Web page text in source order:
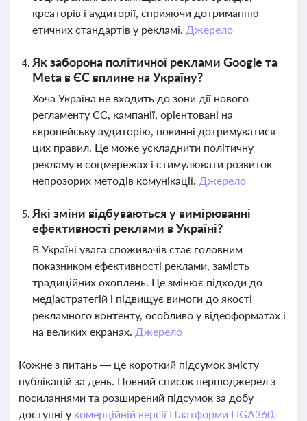
креаторів і аудиторії, сприяючи дотриманню
етичних стандартів у рекламі. Джерело
Як заборона політичної реклами Google та
Meta в ЄС вплине на Україну?
Хоча Україна не входить до зони дії нового
регламенту ЄС, кампанії, орієнтовані на
європейську аудиторію, повинні дотримуватися
цих правил. Це може ускладнити політичну
рекламу в соцмережах і стимулювати розвиток
непрозорих методів комунікації. Джерело
Які зміни відбуваються у вимірюванні
ефективності реклами в Україні?
В Україні увага споживачів стає головним
показником ефективності реклами, замість
традиційних охоплень. Це змінює підходи до
медіастратегій і підвищує вимоги до якості
рекламного контенту, особливо у відеоформатах і
на великих екранах. Джерело
Кожне з питань — це короткий підсумок змісту
публікацій за день. Повний список першоджерел з
посиланнями та розширений підсумок за добу
доступні у комерційній версії Платформи LIGA360.